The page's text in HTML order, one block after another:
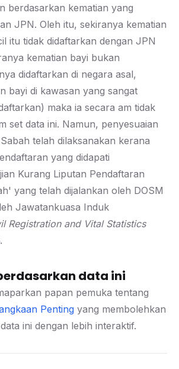
berdasarkan kematian yang
JPN. Oleh itu, sekiranya kematian
itu tidak didaftarkan dengan JPN
kematian bayi bukan
didaftarkan di negara asal,
bayi di kawasan yang sangat
maka ia secara am tidak
set data ini. Namun, penyesuaian
telah dilaksanakan kerana
yang didapati
Kurang Liputan Pendaftaran
yang telah dijalankan oleh DOSM
Jawatankuasa Induk
Registration and Vital Statistics
data ini
papan pemuka tentang
Penting yang membolehkan
ini dengan lebih interaktif.